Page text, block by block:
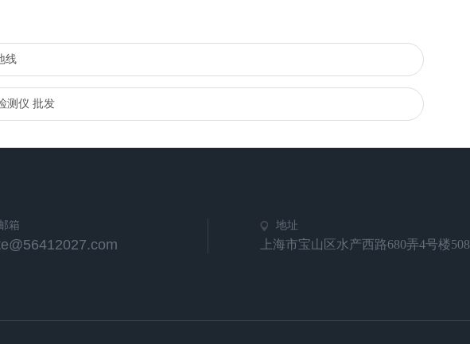
线
测仪 批发
箱 地址
上海市宝山区水产西路680弄4号楼508